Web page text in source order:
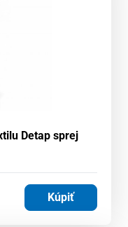
Detap sprej
Kúpiť